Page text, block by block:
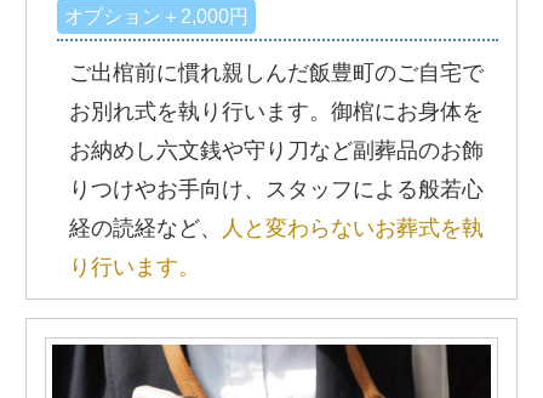
オプション＋2,000円
ご出棺前に慣れ親しんだ飯豊町のご自宅で
お別れ式を執り行います。御棺にお身体を
お納めし六文銭や守り刀など副葬品のお飾
りつけやお手向け、スタッフによる般若心
経の読経など、
人と変わらないお葬式を執
り行います。